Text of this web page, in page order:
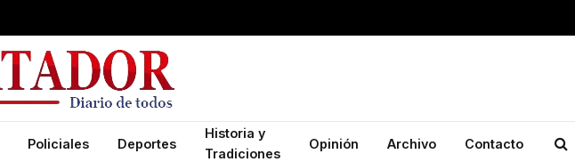
Policiales Deportes
Historia y
Tradiciones
Opinión Archivo Contacto